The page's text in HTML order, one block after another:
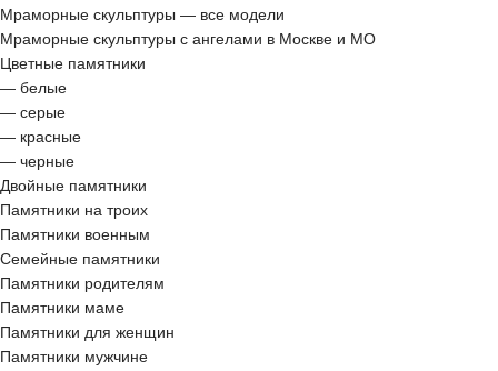
Мраморные скульптуры — все модели
Мраморные скульптуры с ангелами в Москве и МО
Цветные памятники
— белые
— серые
— красные
— черные
Двойные памятники
Памятники на троих
Памятники военным
Семейные памятники
Памятники родителям
Памятники маме
Памятники для женщин
Памятники мужчине